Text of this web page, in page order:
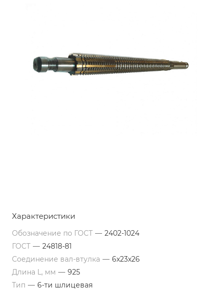
Характеристики
Обозначение по ГОСТ — 2402-1024
ГОСТ — 24818-81
Соединение вал-втулка — 6х23х26
Длина L, мм — 925
Тип — 6-ти шлицевая